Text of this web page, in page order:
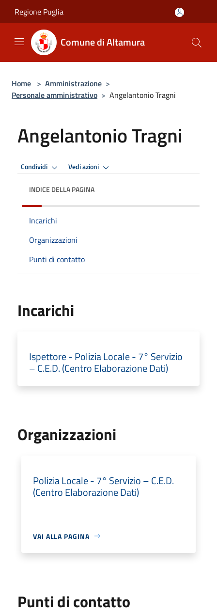
Regione Puglia
Comune di Altamura
Home > Amministrazione >
Personale amministrativo > Angelantonio Tragni
Angelantonio Tragni
Condividi Vedi azioni
INDICE DELLA PAGINA
Incarichi
Organizzazioni
Punti di contatto
Incarichi
Ispettore - Polizia Locale - 7° Servizio
– C.E.D. (Centro Elaborazione Dati)
Organizzazioni
Polizia Locale - 7° Servizio – C.E.D.
(Centro Elaborazione Dati)
VAI ALLA PAGINA
Punti di contatto